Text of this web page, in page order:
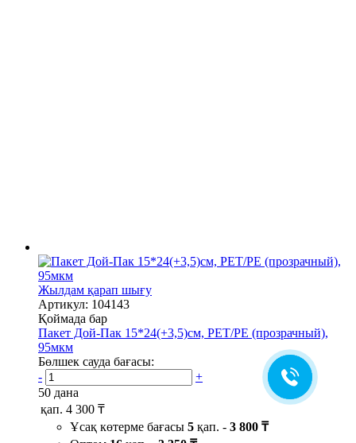
Жылдам қарап шығу
Артикул: 104143
Қоймада бар
Пакет Дой-Пак 15*24(+3,5)см, PET/PE (прозрачный),
95мкм
Бөлшек сауда бағасы:
-
+
50 дана
қап. 4 300 ₸
Ұсақ көтерме бағасы 5 қап. - 3 800 ₸